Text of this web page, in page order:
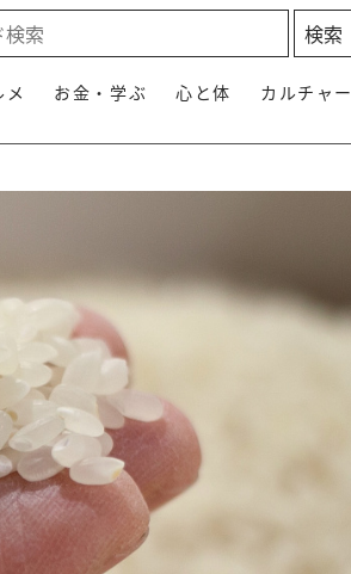
お金・学ぶ 心と体 カルチャー